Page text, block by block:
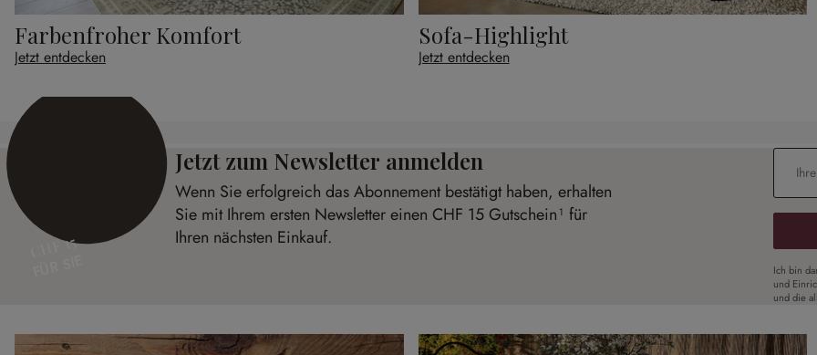
Farbenfroher Komfort
Jetzt entdecken
Sofa-Highlight
Jetzt entdecken
CHF 15
Jetzt zum Newsletter anmelden
Wenn Sie erfolgreich das Abonnement bestätigt haben, erhalten
Sie mit Ihrem ersten Newsletter einen CHF 15 Gutschein¹ für
Ihren nächsten Einkauf.
E-Mail-
Ich bin
und
und die